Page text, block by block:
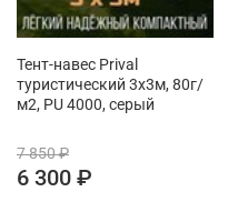
Тент-навес Prival
туристический 3х3м, 80г/
м2, PU 4000, серый
7 850 ₽
6 300 ₽